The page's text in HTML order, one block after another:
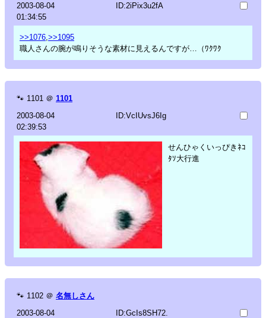
2003-08-04
01:34:55
ID:2iPix3u2fA
>>1076 >>1095
職人さんの腕が鳴りそうな素材に見えるんですが…（ﾜｸﾜｸ
🐾 1101 ＠ 1101
2003-08-04
02:39:53
ID:VcIUvsJ6Ig
せんひゃくいっぴきﾈｺ
ﾀｿ大行進
🐾 1102 ＠ 名無しさん
2003-08-04
ID:GcIs8SH72.